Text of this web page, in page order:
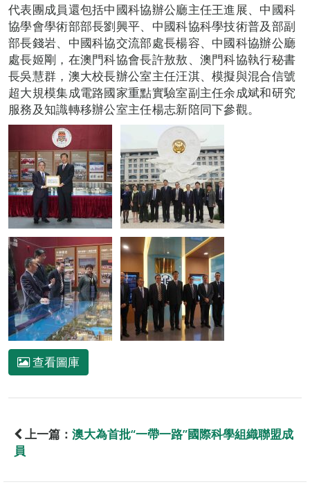
代表團成員還包括中國科協辦公廳主任王進展、中國科
協學會學術部部長劉興平、中國科協科學技術普及部副
部長錢岩、中國科協交流部處長楊容、中國科協辦公廳
處長姬剛，在澳門科協會長許敖敖、澳門科協執行秘書
長吳慧群，澳大校長辦公室主任汪淇、模擬與混合信號
超大規模集成電路國家重點實驗室副主任余成斌和研究
服務及知識轉移辦公室主任楊志新陪同下參觀。
查看圖庫
上一篇： 澳大為首批“一帶一路”國際科學組織聯盟成
員